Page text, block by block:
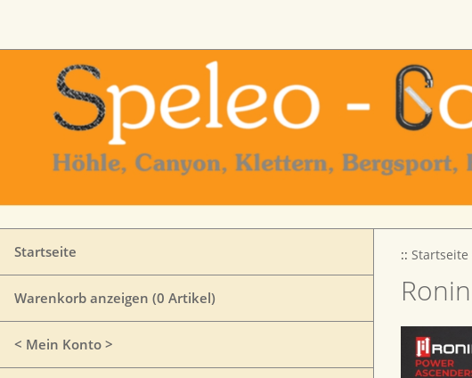
Startseite
Warenkorb anzeigen (0 Artikel)
< Mein Konto >
:: Startseite